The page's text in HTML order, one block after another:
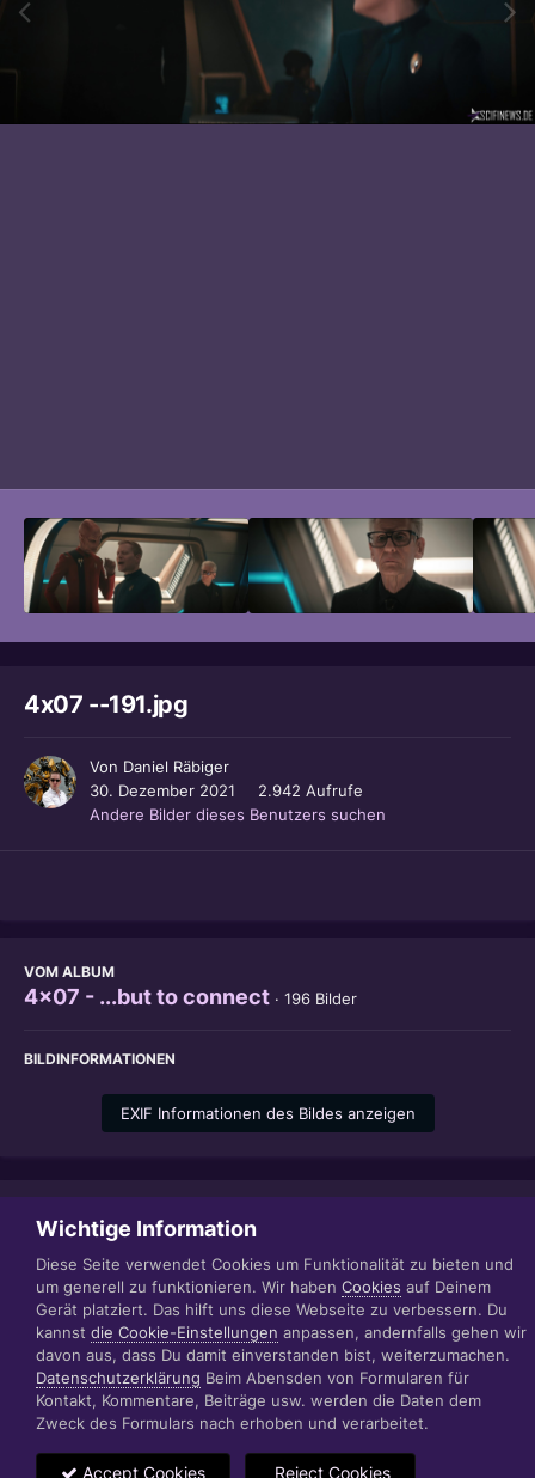
4x07 --191.jpg
Von Daniel Räbiger
30. Dezember 2021
2.942 Aufrufe
Andere Bilder dieses Benutzers suchen
VOM ALBUM
4x07 - ...but to connect · 196 Bilder
BILDINFORMATIONEN
EXIF Informationen des Bildes anzeigen
Teilen
Datenschutzerklärung Impressum
© 1999 - 2022 RÄBIGER IT|WEB|VIDEO|CONSULTING
www.raebiger.pro
Powered by Invision Community
Wichtige Information
Diese Seite verwendet Cookies um Funktionalität zu bieten und
um generell zu funktionieren. Wir haben Cookies auf Deinem
Gerät platziert. Das hilft uns diese Webseite zu verbessern. Du
kannst die Cookie-Einstellungen anpassen, andernfalls gehen wir
davon aus, dass Du damit einverstanden bist, weiterzumachen.
Datenschutzerklärung Beim Abensden von Formularen für
Kontakt, Kommentare, Beiträge usw. werden die Daten dem
Zweck des Formulars nach erhoben und verarbeitet.
Accept Cookies Reject Cookies